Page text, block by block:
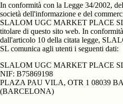
In conformità con la Legge 34/2002,
società dell'informazione e del
SLALOM UGC MARKET PLACE
titolare di questo sito web. In
dall'articolo 10 della citata legge,
SL comunica agli utenti i seguenti dati:
SLALOM UGC MARKET PLACE
NIF: B75869198
PLAZA PAU VILA, OTR 1 08039
(BARCELONA)